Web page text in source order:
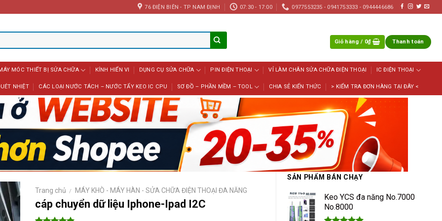
76 ĐIỆN BIÊN - TP NAM ĐỊNH 07:30 - 17:00 0977553235 - 0941753333 - 0944446686
Giỏ hàng / 0₫ Thanh toán
MÓC THIẾT BỊ SỬA CHỮA KÍNH HIỂN VI DỤNG CỤ SỬA CHỮA PIN ĐIỆN THOẠI VỈ LÀM CHÂN SỬA CHỮA ĐIỆN THOẠI IC ĐIỆN THOẠI
NHIỆT CÁC LOẠI NƯỚC TÁCH – NƯỚC TẨY KEO IC CPU SƠ ĐỒ – PHẦN MỀM – TOOL CHIA SẺ KIẾN THỨC > KIỂM TRA ĐƠN HÀNG TẠI ĐÂY <
SẢN PHẨM BÁN CHẠY
Keo YCS đa năng No.7000
No.8000
Trang chủ / MÁY KHÒ - MÁY HÀN - SỬA CHỮA ĐIỆN THOẠI ĐA NĂNG
cáp chuyển dữ liệu Iphone-Ipad I2C